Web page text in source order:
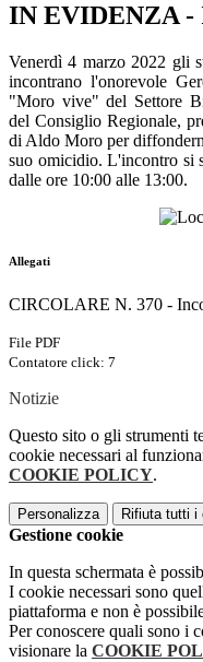
IN EVIDENZA
Venerdì 4 marzo 2022 gli
incontrano l'onorevole
"Moro vive" del Settore
del Consiglio Regionale,
di Aldo Moro per
suo omicidio. L'incontro si
dalle ore 10:00 alle 13:00.
Allegati
CIRCOLARE N. 370 -
File PDF
Contatore click: 7
Notizie
Questo sito o gli strumenti
cookie necessari al
COOKIE POLICY.
Personalizza Rifiuta tutti i
Gestione cookie
In questa schermata è
I cookie necessari sono
piattaforma e non è
Per conoscere quali sono i
visionare la COOKIE